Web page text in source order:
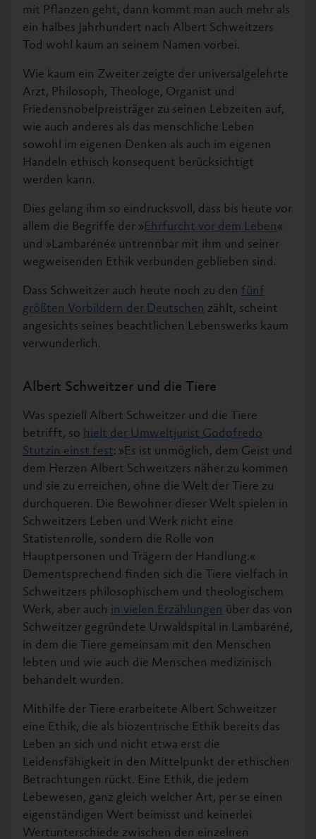
mit Pflanzen geht, dann kommt man auch mehr als
ein halbes Jahrhundert nach Albert Schweitzers
Tod wohl kaum an seinem Namen vorbei.
Wie kaum ein Zweiter zeigte der universalgelehrte
Arzt, Philosoph, Theologe, Organist und
Friedensnobelpreisträger zu seinen Lebzeiten auf,
wie auch anderes als das menschliche Leben
sowohl im eigenen Denken als auch im eigenen
Handeln ethisch konsequent berücksichtigt
werden kann.
Dies gelang ihm so eindrucksvoll, dass bis heute vor
allem die Begriffe der »Ehrfurcht vor dem Leben«
und »Lambaréné« untrennbar mit ihm und seiner
wegweisenden Ethik verbunden geblieben sind.
Dass Schweitzer auch heute noch zu den fünf
größten Vorbildern der Deutschen zählt, scheint
angesichts seines beachtlichen Lebenswerks kaum
verwunderlich.
Albert Schweitzer und die Tiere
Was speziell Albert Schweitzer und die Tiere
betrifft, so hielt der Umweltjurist Godofredo
Stutzin einst fest: »Es ist unmöglich, dem Geist und
dem Herzen Albert Schweitzers näher zu kommen
und sie zu erreichen, ohne die Welt der Tiere zu
durchqueren. Die Bewohner dieser Welt spielen in
Schweitzers Leben und Werk nicht eine
Statistenrolle, sondern die Rolle von
Hauptpersonen und Trägern der Handlung.«
Dementsprechend finden sich die Tiere vielfach in
Schweitzers philosophischem und theologischem
Werk, aber auch in vielen Erzählungen über das von
Schweitzer gegründete Urwaldspital in Lambaréné,
in dem die Tiere gemeinsam mit den Menschen
lebten und wie auch die Menschen medizinisch
behandelt wurden.
Mithilfe der Tiere erarbeitete Albert Schweitzer
eine Ethik, die als biozentrische Ethik bereits das
Leben an sich und nicht etwa erst die
Leidensfähigkeit in den Mittelpunkt der ethischen
Betrachtungen rückt. Eine Ethik, die jedem
Lebewesen, ganz gleich welcher Art, per se einen
eigenständigen Wert beimisst und keinerlei
Wertunterschiede zwischen den einzelnen